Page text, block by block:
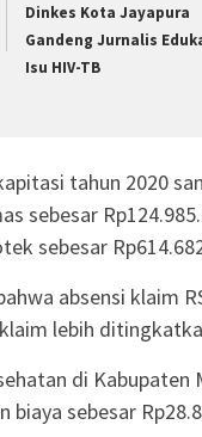
Dinkes Kota Jayapura
Gandeng Jurnalis
Isu HIV-TB
tahun 2020
sebesar
sebesar
absensi klaim
lebih
di
biaya sebesar